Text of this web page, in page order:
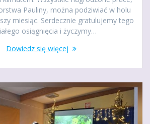
Pauliny, można podziwiać w holu
miesiąc. Serdecznie gratulujemy tego
osiągnięcia i życzymy…
Dowiedz się więcej